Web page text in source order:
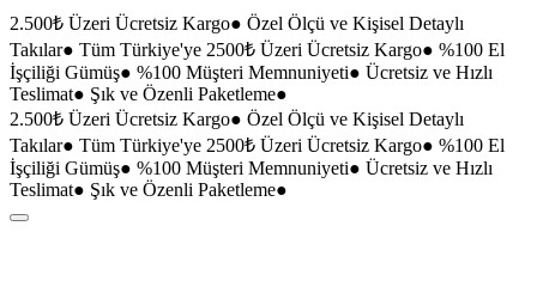
2.500₺ Üzeri Ücretsiz Kargo● Özel Ölçü ve Kişisel Detaylı
Takılar● Tüm Türkiye'ye 2500₺ Üzeri Ücretsiz Kargo● %100 El
İşçiliği Gümüş● %100 Müşteri Memnuniyeti● Ücretsiz ve Hızlı
Teslimat● Şık ve Özenli Paketleme●
2.500₺ Üzeri Ücretsiz Kargo● Özel Ölçü ve Kişisel Detaylı
Takılar● Tüm Türkiye'ye 2500₺ Üzeri Ücretsiz Kargo● %100 El
İşçiliği Gümüş● %100 Müşteri Memnuniyeti● Ücretsiz ve Hızlı
Teslimat● Şık ve Özenli Paketleme●